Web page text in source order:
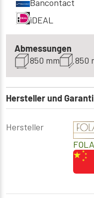
Bancontact
iDEAL
Abmessungen
850 mm
850
Hersteller und
Hersteller
FOLA